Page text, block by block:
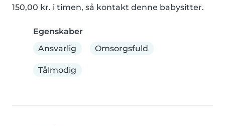
150,00 kr. i timen, så kontakt denne babysitter.
Egenskaber
Ansvarlig
Omsorgsfuld
Tålmodig